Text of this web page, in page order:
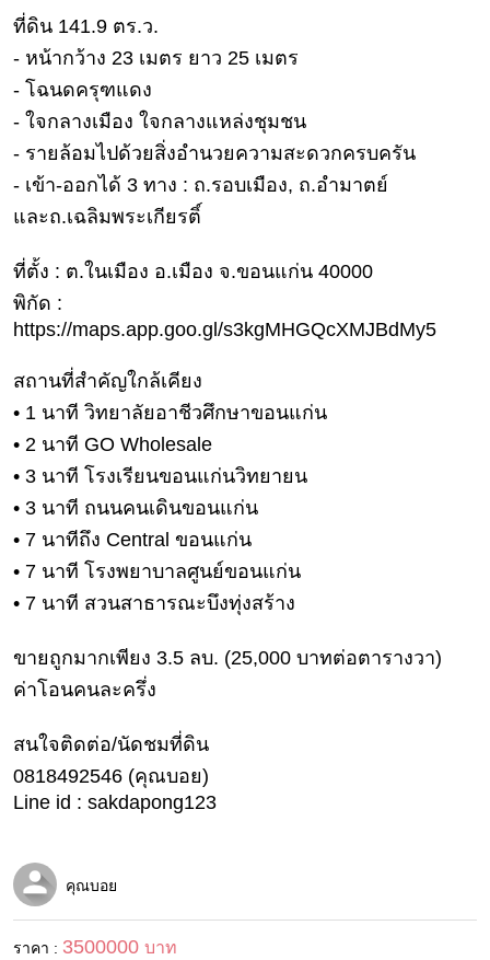
ละคร
บันเทิง
เกาหลี
ไลฟ์
ไตล์
ดูด
หญิง
ท่อง
สูตร
อาหาร
ง่ายๆ
ช้อป
รถยนต์
บ้าน
และ
การ
ตกแต่ง
ถือ
ราคา
ที่ดิน 141.9 ตร.ว.
- หน้ากว้าง 23 เมตร ยาว 25 เมตร
- โฉนดครุฑแดง
- ใจกลางเมือง ใจกลางแหล่งชุมชน
- รายล้อมไปด้วยสิ่งอำนวยความสะดวกครบครัน
- เข้า-ออกได้ 3 ทาง : ถ.รอบเมือง, ถ.อำมาตย์
และถ.เฉลิมพระเกียรติ์
ที่ตั้ง : ต.ในเมือง อ.เมือง จ.ขอนแก่น 40000
พิกัด :
https://maps.app.goo.gl/s3kgMHGQcXMJBdMy5
สถานที่สำคัญใกล้เคียง
• 1 นาที วิทยาลัยอาชีวศึกษาขอนแก่น
• 2 นาที GO Wholesale
• 3 นาที โรงเรียนขอนแก่นวิทยายน
• 3 นาที ถนนคนเดินขอนแก่น
• 7 นาทีถึง Central ขอนแก่น
• 7 นาที โรงพยาบาลศูนย์ขอนแก่น
• 7 นาที สวนสาธารณะบึงทุ่งสร้าง
ขายถูกมากเพียง 3.5 ลบ. (25,000 บาทต่อตารางวา)
ค่าโอนคนละครึ่ง
สนใจติดต่อ/นัดชมที่ดิน
0818492546 (คุณบอย)
Line id : sakdapong123
คุณบอย
ราคา : 3500000 บาท